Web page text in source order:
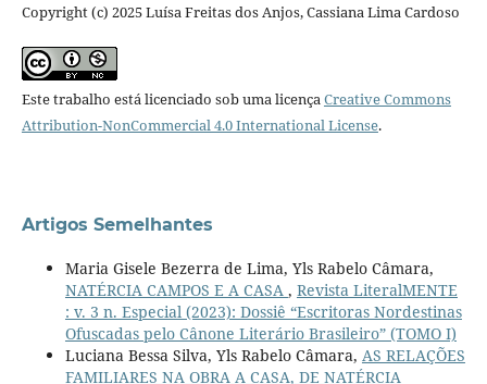
Copyright (c) 2025 Luísa Freitas dos Anjos, Cassiana Lima Cardoso
Este trabalho está licenciado sob uma licençaCreative Commons
Attribution-NonCommercial 4.0 International License.
Artigos Semelhantes
Maria Gisele Bezerra de Lima, Yls Rabelo Câmara,
NATÉRCIA CAMPOS E A CASA , Revista LiteralMENTE
: v. 3 n. Especial (2023): Dossiê “Escritoras Nordestinas
Ofuscadas pelo Cânone Literário Brasileiro” (TOMO I)
Luciana Bessa Silva, Yls Rabelo Câmara, AS RELAÇÕES
FAMILIARES NA OBRA A CASA, DE NATÉRCIA